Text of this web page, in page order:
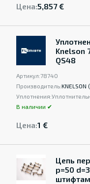
Цена:5,857 €
Knelson
QS48
Артикул:78740
Производитель:KNELSON
Уплотнения:
В наличии ✔
Цена:1 €
Цепь
p=50